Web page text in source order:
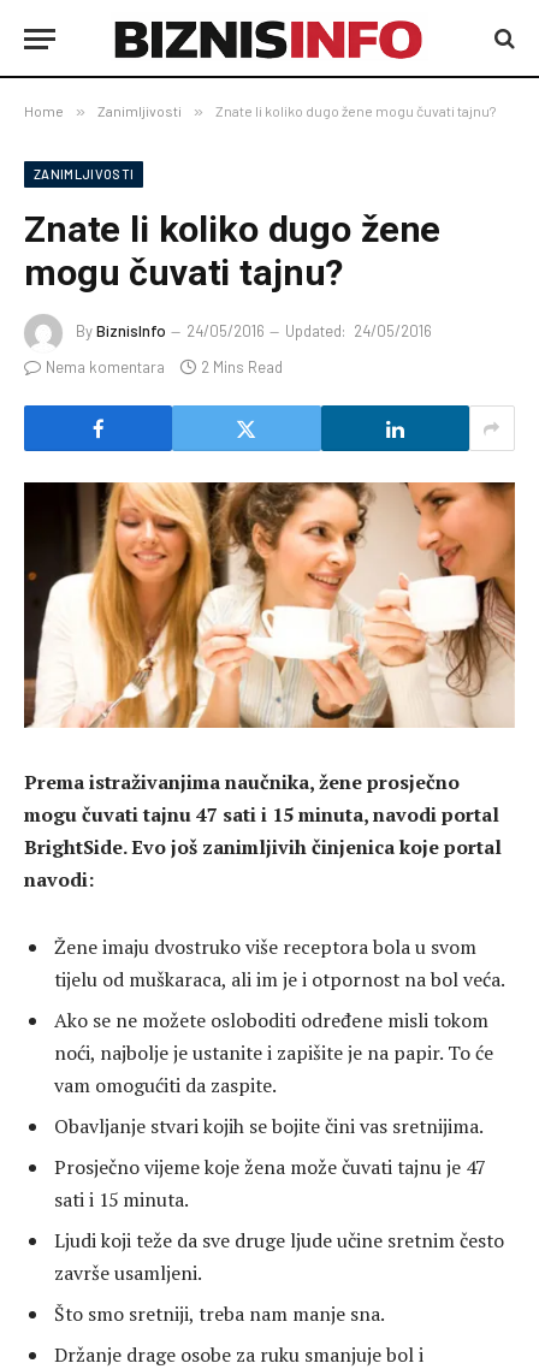
Home » Zanimljivosti » Znate li koliko dugo žene mogu čuvati tajnu?
ZANIMLJIVOSTI
Znate li koliko dugo žene
mogu čuvati tajnu?
ByBiznisInfo 24/05/2016 Updated: 24/05/2016
Nema komentara
2 Mins Read
Prema istraživanjima naučnika, žene prosječno
mogu čuvati tajnu 47 sati i 15 minuta, navodi portal
BrightSide. Evo još zanimljivih činjenica koje portal
navodi:
Žene imaju dvostruko više receptora bola u svom
tijelu od muškaraca, ali im je i otpornost na bol veća.
Ako se ne možete osloboditi određene misli tokom
noći, najbolje je ustanite i zapišite je na papir. To će
vam omogućiti da zaspite.
Obavljanje stvari kojih se bojite čini vas sretnijima.
Prosječno vijeme koje žena može čuvati tajnu je 47
sati i 15 minuta.
Ljudi koji teže da sve druge ljude učine sretnim često
završe usamljeni.
Što smo sretniji, treba nam manje sna.
Držanje drage osobe za ruku smanjuje bol i